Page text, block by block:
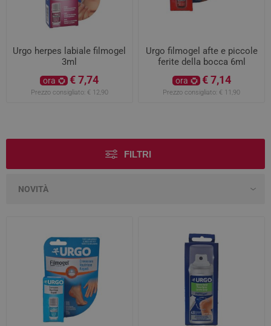
Urgo herpes labiale filmogel
3ml
ora € 7,74
Prezzo consigliato: € 12,90
Urgo filmogel afte e piccole
ferite della bocca 6ml
ora € 7,14
Prezzo consigliato: € 11,90
FILTRI